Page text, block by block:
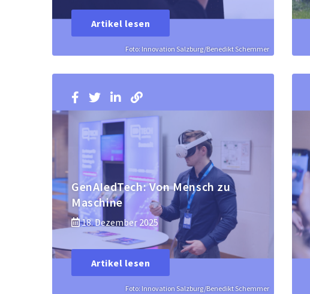
Foto: Innovation Salzburg/Benedikt Schemmer
Artikel lesen
Foto: Innovation Salzburg/Benedikt Schemmer
GenAIedTech: Von Mensch zu
Maschine
18. Dezember 2025
Artikel lesen